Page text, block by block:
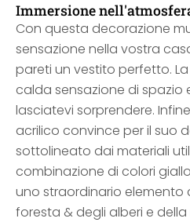
Immersione
Con questa decorazione
sensazione nella vostra
pareti un vestito perfetto.
calda sensazione di spazio
lasciatevi sorprendere.
acrilico convince per il suo
sottolineato dai materiali
combinazione di colori
uno straordinario elemento
foresta & degli alberi e